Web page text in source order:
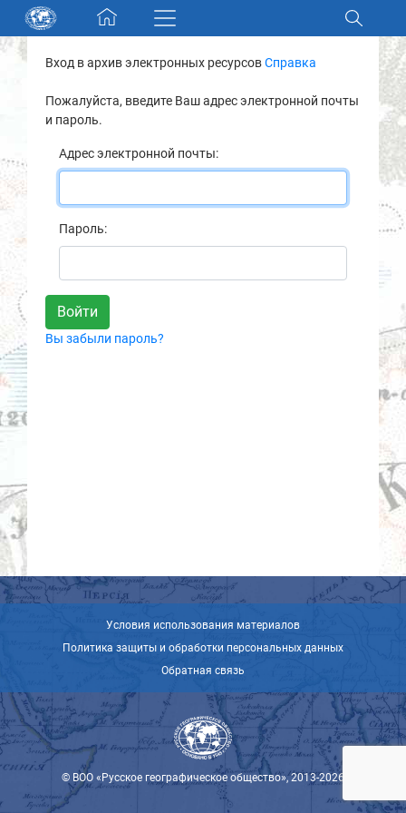
Skip navigation
Разделы и коллекции
Электронный каталог
Новости
О нас
Контакты
Партнеры
Вход в архив электронных ресурсовСправка
Пожалуйста, введите Ваш адрес электронной почты
и пароль.
Адрес электронной почты:
Пароль:
Вы забыли пароль?
Условия использования материалов
Политика защиты и обработки персональных данных
Обратная связь
© ВОО «Русское географическое общество», 2013-2026